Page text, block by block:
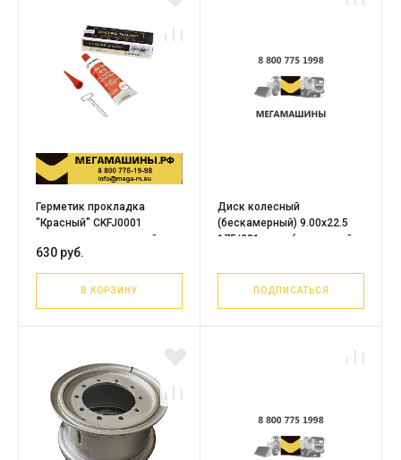
Герметик прокладка
"Красный" CKFJ0001
высокотемпературный
CREATEK CK9860
630 руб.
В КОРЗИНУ
Диск колесный
(бескамерный) 9.00х22.5
175/281 внеш (усиленный,
ПОДПИСАТЬСЯ